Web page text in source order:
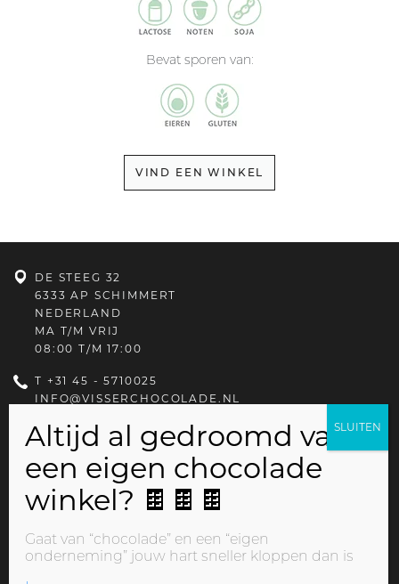
Bevat sporen van:
VIND EEN WINKEL
DE STEEG 32
6333 AP SCHIMMERT
NEDERLAND
MA T/M VRIJ
08:00 T/M 17:00
T +31 45 - 5710025
INFO@VISSERCHOCOLADE.NL
Gaat van “chocolade” en een “eigen
onderneming” jouw hart sneller kloppen dan is